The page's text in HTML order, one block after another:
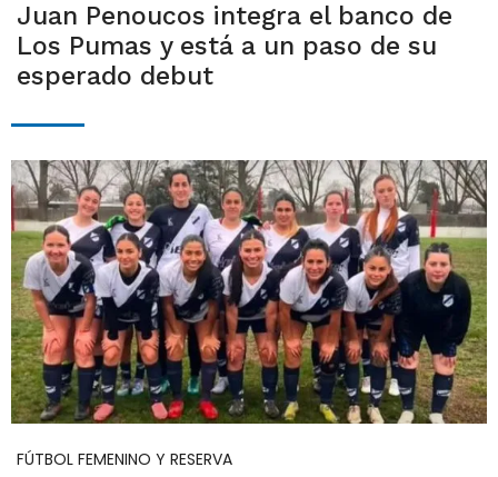
Juan Penoucos integra el banco de
Los Pumas y está a un paso de su
esperado debut
FÚTBOL FEMENINO Y RESERVA